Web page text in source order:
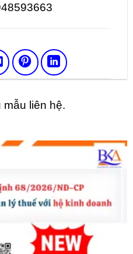
mẫu liên hệ.